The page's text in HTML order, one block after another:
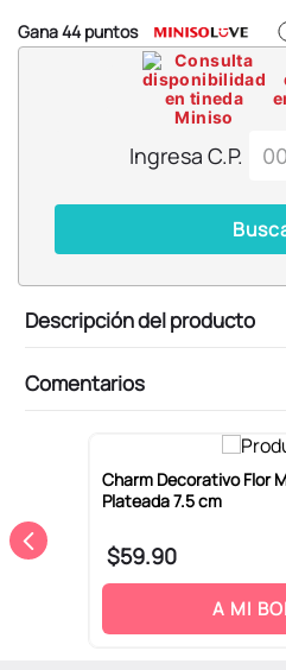
Gana44puntos
Ingresa C.P.
Descripción del producto
Comentarios
Charm Decorativo Flor
Plateada 7.5 cm
$59.90
A MI
cosmetiquera